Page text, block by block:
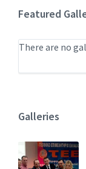
Featured
There are no
Galleries